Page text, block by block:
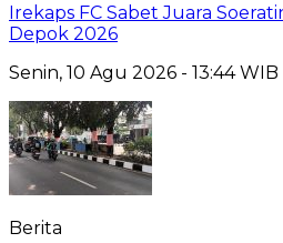
Irekaps FC Sabet Juara
Depok 2026
Senin, 10 Agu 2026 - 13:44 WIB
Berita